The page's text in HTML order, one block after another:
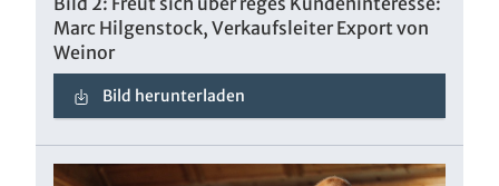
Marc Hilgenstock, Verkaufsleiter Export von
Weinor
Bild herunterladen